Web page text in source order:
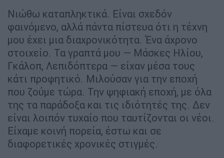
Νιώθω καταπληκτικά. Είναι σχεδόν
φαινόμενο, αλλά πάντα πίστευα ότι η τέχνη
μου έχει μια διαχρονικότητα. Ένα άχρονο
στοιχείο. Τα γραπτά μου — Μάσκες Ηλίου,
Γκάλοπ, Λεπιδόπτερα — είχαν μέσα τους
κάτι προφητικό. Μιλούσαν για την εποχή
που ζούμε τώρα. Την ψηφιακή εποχή, με όλα
της τα παράδοξα και τις ιδιότητές της. Δεν
είναι λοιπόν τυχαίο που ταυτίζονται οι νέοι.
Είχαμε κοινή πορεία, έστω και σε
διαφορετικές χρονικές στιγμές.